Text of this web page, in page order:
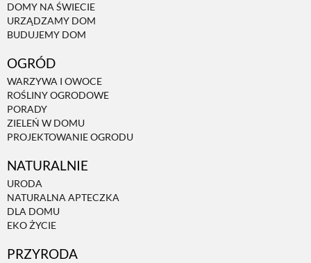
DOMY NA ŚWIECIE
URZĄDZAMY DOM
BUDUJEMY DOM
OGRÓD
WARZYWA I OWOCE
ROŚLINY OGRODOWE
PORADY
ZIELEŃ W DOMU
PROJEKTOWANIE OGRODU
NATURALNIE
URODA
NATURALNA APTECZKA
DLA DOMU
EKO ŻYCIE
PRZYRODA